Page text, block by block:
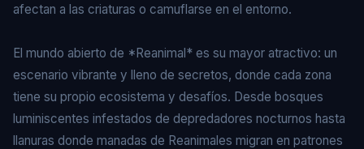
afectan a las criaturas o camuflarse en el entorno.
El mundo abierto de *Reanimal* es su mayor atractivo: un
escenario vibrante y lleno de secretos, donde cada zona
tiene su propio ecosistema y desafíos. Desde bosques
luminiscentes infestados de depredadores nocturnos hasta
llanuras donde manadas de Reanimales migran en patrones